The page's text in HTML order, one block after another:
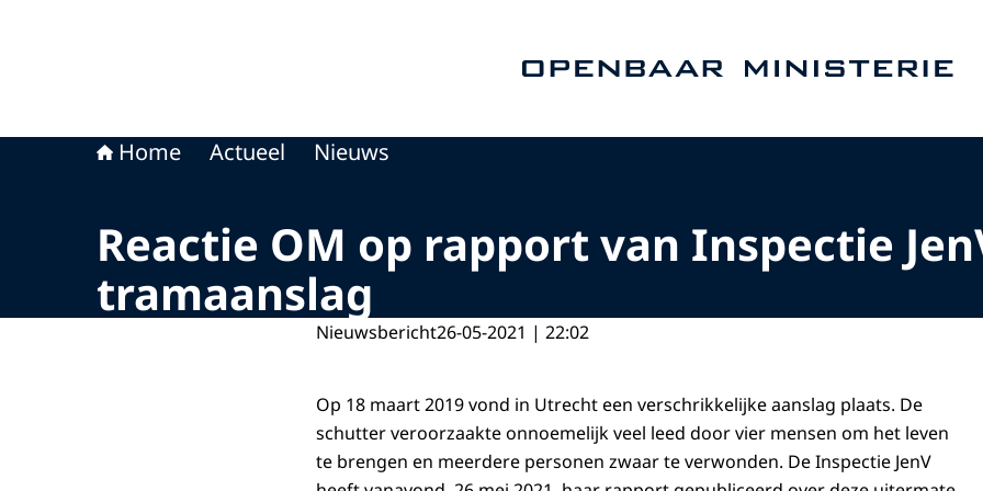
Home Actueel Nieuws
Reactie OM op rapport van Inspectie
tramaanslag
Nieuwsbericht26-05-2021 | 22:02
Op 18 maart 2019 vond in Utrecht een verschrikkelijke aanslag plaats. De
schutter veroorzaakte onnoemelijk veel leed door vier mensen om het leven
te brengen en meerdere personen zwaar te verwonden. De Inspectie JenV